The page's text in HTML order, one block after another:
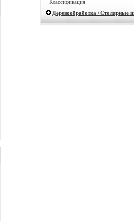
Классификация
Деревообработка / Столярные